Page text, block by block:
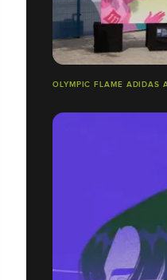
OLYMPIC FLAME ADIDAS